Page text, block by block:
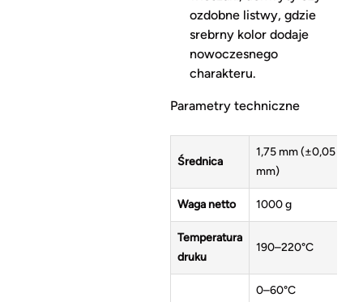
ozdobne listwy, gdzie
srebrny kolor dodaje
nowoczesnego
charakteru.
Parametry techniczne
Średnica
1,75 mm (±0,05
mm)
Waga netto 1000 g
Temperatura
druku
190–220°C
0–60°C